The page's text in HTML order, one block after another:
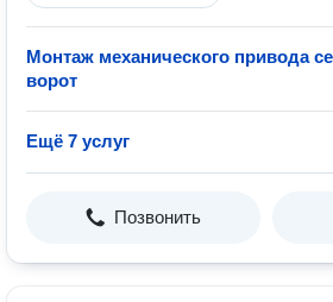
Монтаж механического привода
ворот
Ещё 7 услуг
Позвонить